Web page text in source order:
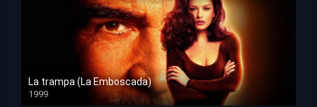
La trampa (La Emboscada)
1999
HD 1080p